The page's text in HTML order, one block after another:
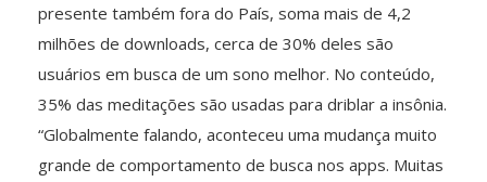
presente também fora do País, soma mais de 4,2
milhões de downloads, cerca de 30% deles são
usuários em busca de um sono melhor. No conteúdo,
35% das meditações são usadas para driblar a insônia.
“Globalmente falando, aconteceu uma mudança muito
grande de comportamento de busca nos apps. Muitas